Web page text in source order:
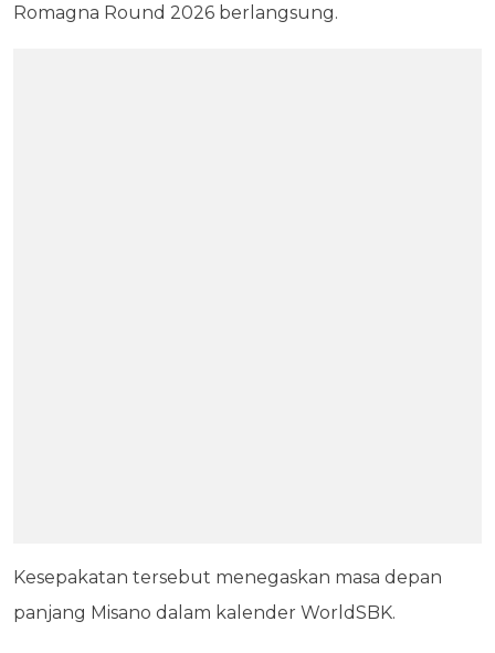
Romagna Round 2026 berlangsung.
Kesepakatan tersebut menegaskan masa depan
panjang Misano dalam kalender WorldSBK.